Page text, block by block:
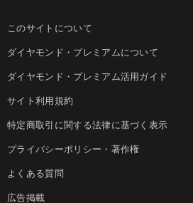
このサイトについて
ダイヤモンド・プレミアムについて
ダイヤモンド・プレミアム活用ガイド
サイト利用規約
特定商取引に関する法律に基づく表示
プライバシーポリシー・著作権
よくある質問
広告掲載